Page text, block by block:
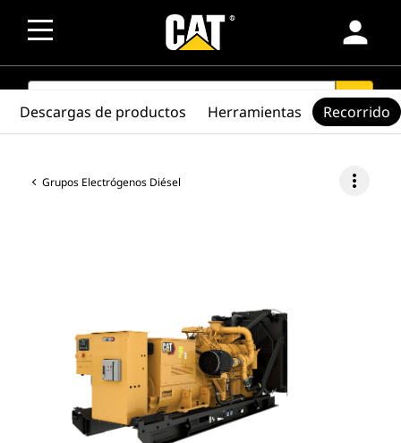
person
SEARCH search
Grupos Electrógenos Diésel more_vert
Descargas de productos Herramientas Recorrido